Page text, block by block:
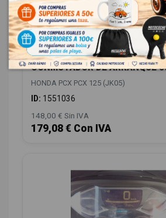
CONMUTADOR DE ARRANQUE
HONDA PCX PCX 125 (JK05)
ID: 1551036
148,00 € Sin IVA
179,08 € Con IVA